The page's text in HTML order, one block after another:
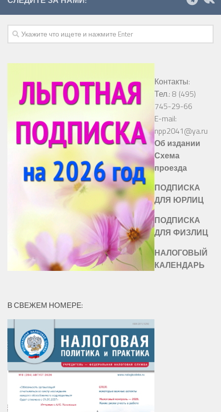
Контакты:
Тел.: 8 (495)
745-29-66
E-mail:
npp2041@ya.ru
Об издании
Схема
проезда
ПОДПИСКА
ДЛЯ ЮРЛИЦ
ПОДПИСКА
ДЛЯ ФИЗЛИЦ
НАЛОГОВЫЙ
КАЛЕНДАРЬ
В СВЕЖЕМ НОМЕРЕ: